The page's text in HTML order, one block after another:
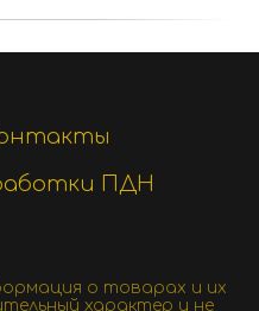
ПДН
о товарах и их
характер и не